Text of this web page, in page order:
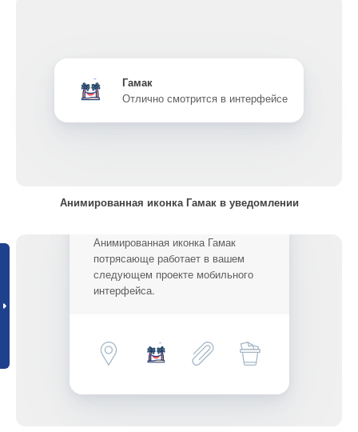
Гамак
Отлично смотрится в интерфейсе
Анимированная иконка Гамак в уведомлении
Анимированная иконка Гамак
потрясающе работает в вашем
следующем проекте мобильного
интерфейса.